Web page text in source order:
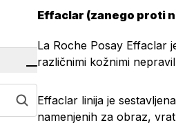
Effaclar (zanego proti
La Roche Posay Effaclar
različnimi kožnimi
Effaclar linija je
namenjenih za obraz,